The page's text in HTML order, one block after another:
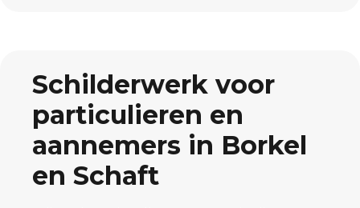
Schilderwerk voor
particulieren en
aannemers in Borkel
en Schaft